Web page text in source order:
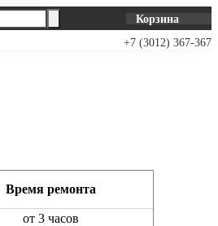
Корзина
+7 (3012) 367-367
Время ремонта
от 3 часов